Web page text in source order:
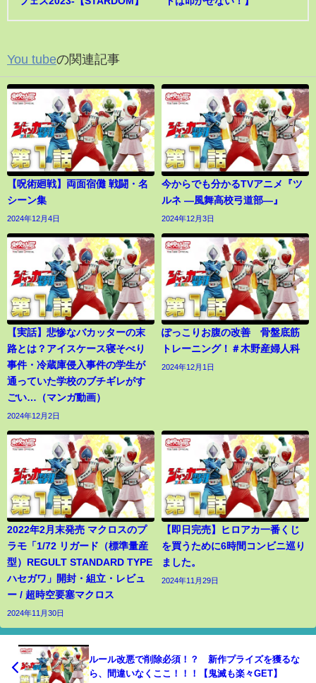
You tubeの関連記事
【呪術廻戦】両面宿儺 戦闘・名
シーン集
2024年12月4日
今からでも分かるTVアニメ『ツ
ルネ ―風舞高校弓道部―』
2024年12月3日
【実話】悲惨なバカッターの末
路とは？アイスケース寝そべり
事件・冷蔵庫侵入事件の学生が
通っていた学校のブチギレがす
ごい…（マンガ動画）
2024年12月2日
ぽっこりお腹の改善 骨盤底筋
トレーニング！＃木野産婦人科
2024年12月1日
2022年2月末発売 マクロスのプ
ラモ「1/72 リガード（標準量産
型）REGULT STANDARD TYPE
ハセガワ」開封・組立・レビュ
ー / 超時空要塞マクロス
2024年11月30日
【即日完売】ヒロアカ一番くじ
を買うために6時間コンビニ巡り
ました。
2024年11月29日
ルール改悪で削除必須！？ 新作プライズを獲るな
ら、間違いなくここ！！！【鬼滅も楽々GET】